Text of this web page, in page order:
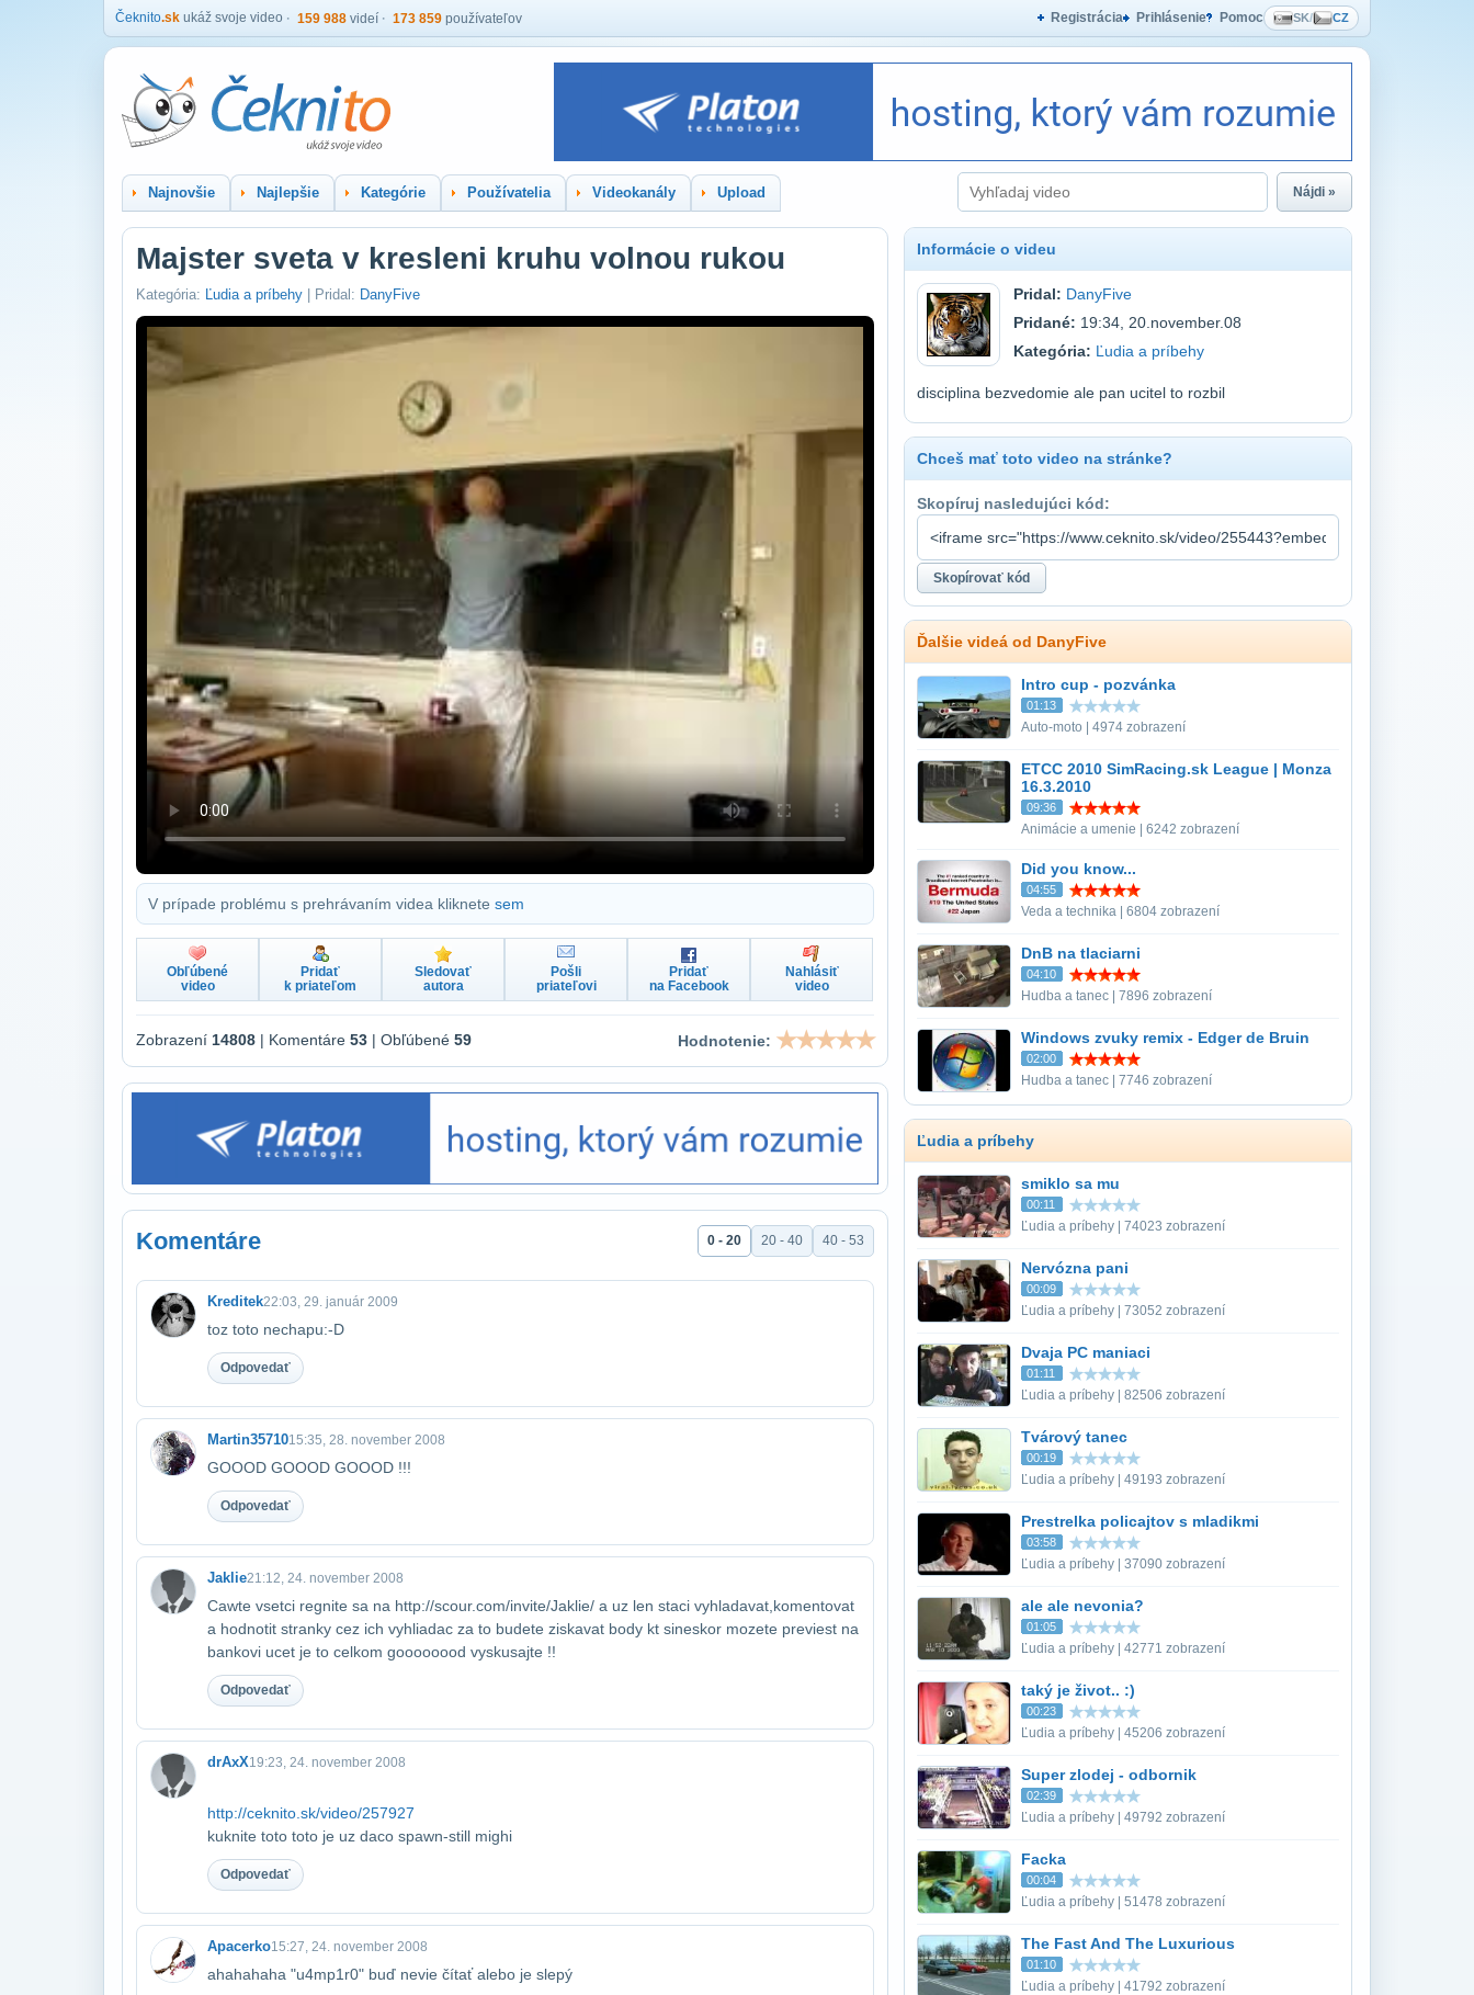
Čeknito.sk ukáž svoje video 159 988 videí 173 859 používateľov Registrácia Prihlásenie Pomoc SK/ CZ
Najnovšie Najlepšie Kategórie Používatelia Videokanály Upload Nájdi »
Majster sveta v kresleni kruhu volnou rukou
Kategória: Ľudia a príbehy | Pridal: DanyFive
V prípade problému s prehrávaním videa kliknete sem
Obľúbené
video
Pridať
k priateľom
Sledovať
autora
Pošli
priateľovi
Pridať
na Facebook
Nahlásiť
video
Zobrazení 14808 | Komentáre 53 | Obľúbené 59 Hodnotenie:
Komentáre 0 - 20 20 - 40 40 - 53
Kreditek22:03, 29. január 2009
toz toto nechapu:-D
Odpovedať
Martin3571015:35, 28. november 2008
GOOOD GOOOD GOOOD !!!
Odpovedať
Jaklie21:12, 24. november 2008
Cawte vsetci regnite sa na http://scour.com/invite/Jaklie/ a uz len staci vyhladavat,​komentovat
a hodnotit stranky cez ich vyhliadac za to budete ziskavat body kt si​neskor mozete previest na
bankovi ucet je to celkom goooooood vyskusajte !!
Odpovedať
drAxX19:23, 24. november 2008
http://ceknito.sk/video/257927
kuknite toto toto je uz daco spawn-still mighi
Odpovedať
Apacerko15:27, 24. november 2008
ahahahaha "u4mp1r0" buď nevie čítať alebo je slepý
Informácie o videu
Pridal: DanyFive
Pridané: 19:34, 20.november.08
Kategória: Ľudia a príbehy
disciplina bezvedomie ale pan ucitel to rozbil
Chceš mať toto video na stránke?
Skopíruj nasledujúci kód:
Ďalšie videá od DanyFive
Intro cup - pozvánka
01:13
Auto-moto | 4974 zobrazení
ETCC 2010 SimRacing.sk League | Monza
16.3.2010
09:36
Animácie a umenie | 6242 zobrazení
Did you know...
04:55
Veda a technika | 6804 zobrazení
DnB na tlaciarni
04:10
Hudba a tanec | 7896 zobrazení
Windows zvuky remix - Edger de Bruin
02:00
Hudba a tanec | 7746 zobrazení
Ľudia a príbehy
smiklo sa mu
00:11
Ľudia a príbehy | 74023 zobrazení
Nervózna pani
00:09
Ľudia a príbehy | 73052 zobrazení
Dvaja PC maniaci
01:11
Ľudia a príbehy | 82506 zobrazení
Tvárový tanec
00:19
Ľudia a príbehy | 49193 zobrazení
Prestrelka policajtov s mladikmi
03:58
Ľudia a príbehy | 37090 zobrazení
ale ale nevonia?
01:05
Ľudia a príbehy | 42771 zobrazení
taký je život.. :)
00:23
Ľudia a príbehy | 45206 zobrazení
Super zlodej - odbornik
02:39
Ľudia a príbehy | 49792 zobrazení
Facka
00:04
Ľudia a príbehy | 51478 zobrazení
The Fast And The Luxurious
01:10
Ľudia a príbehy | 41792 zobrazení